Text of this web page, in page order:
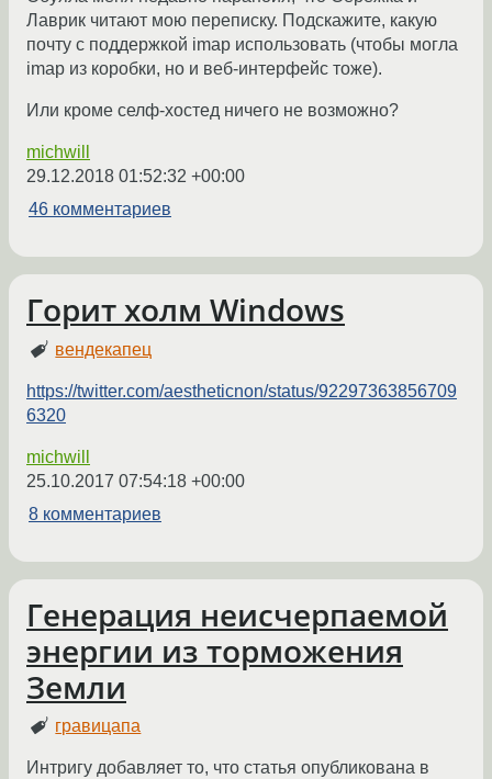
Лаврик читают мою переписку. Подскажите, какую
почту с поддержкой imap использовать (чтобы могла
imap из коробки, но и веб-интерфейс тоже).
Или кроме селф-хостед ничего не возможно?
michwill
29.12.2018 01:52:32 +00:00
46 комментариев
Горит холм Windows
вендекапец
https://twitter.com/aestheticnon/status/92297363856709
6320
michwill
25.10.2017 07:54:18 +00:00
8 комментариев
Генерация неисчерпаемой
энергии из торможения
Земли
гравицапа
Интригу добавляет то, что статья опубликована в